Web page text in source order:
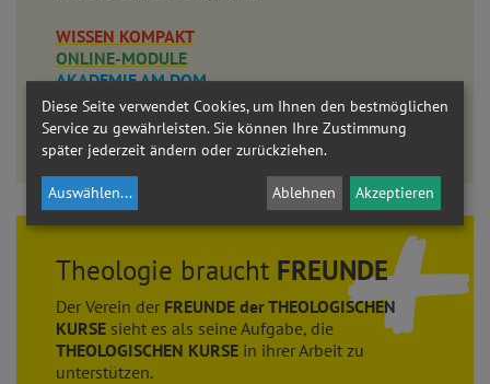
WISSEN KOMPAKT
ONLINE-MODULE
AKADEMIE AM DOM
LEHRGANG THEOLOGIE
Eine umfassende Auseinandersetzung mit dem christlichen Glauben.
Theologie braucht FREUNDE
Der Verein der FREUNDE der THEOLOGISCHEN
KURSE sieht es als seine Aufgabe, die
THEOLOGISCHEN KURSE in ihrer Arbeit zu
unterstützen.
Diese Seite verwendet Cookies, um Ihnen den bestmöglichen
Service zu gewährleisten. Sie können Ihre Zustimmung
später jederzeit ändern oder zurückziehen.
Auswählen... Ablehnen Akzeptieren